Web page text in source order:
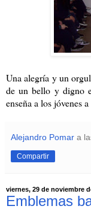
Una alegría y un
de un bello y digno
enseña a los jóvenes
Alejandro Pomar a
Compartir
viernes, 29 de noviembre
Emblemas